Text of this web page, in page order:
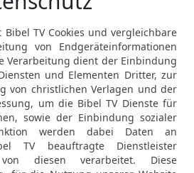
Christus lenke unseren
12 Euch aber lasse der
werden in der Liebe
wir sie zu euch haben,
13 damit er eure Herzen
Heiligkeit vor unserem
unseres Herrn Jesus
© 2000 Genfer Bibelgesellschaft